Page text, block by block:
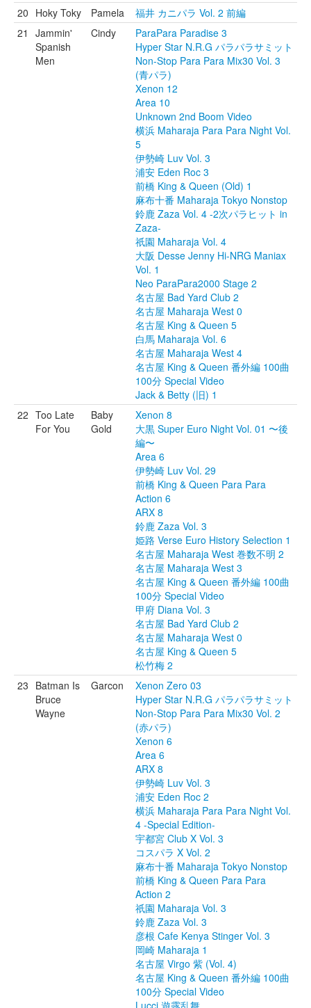
20 Hoky Toky Pamela
福井 カニパラ Vol. 2 前編
21
Jammin'
Spanish
Men
Cindy
ParaPara Paradise 3
Hyper Star N.R.G パラパラサミット
Non-Stop Para Para Mix30 Vol. 3
(青パラ)
Xenon 12
Area 10
Unknown 2nd Boom Video
横浜 Maharaja Para Para Night Vol.
5
伊勢崎 Luv Vol. 3
浦安 Eden Roc 3
前橋 King & Queen (Old) 1
麻布十番 Maharaja Tokyo Nonstop
鈴鹿 Zaza Vol. 4 -2次パラヒット in
Zaza-
祇園 Maharaja Vol. 4
大阪 Desse Jenny Hi-NRG Maniax
Vol. 1
Neo ParaPara2000 Stage 2
名古屋 Bad Yard Club 2
名古屋 Maharaja West 0
名古屋 King & Queen 5
白馬 Maharaja Vol. 6
名古屋 Maharaja West 4
名古屋 King & Queen 番外編 100曲
100分 Special Video
Jack & Betty (旧) 1
22 Too Late
For You
Baby
Gold
Xenon 8
大黒 Super Euro Night Vol. 01 〜後
編〜
Area 6
伊勢崎 Luv Vol. 29
前橋 King & Queen Para Para
Action 6
ARX 8
鈴鹿 Zaza Vol. 3
姫路 Verse Euro History Selection 1
名古屋 Maharaja West 巻数不明 2
名古屋 Maharaja West 3
名古屋 King & Queen 番外編 100曲
100分 Special Video
甲府 Diana Vol. 3
名古屋 Bad Yard Club 2
名古屋 Maharaja West 0
名古屋 King & Queen 5
松竹梅 2
23 Batman Is
Bruce
Wayne
Garcon
Xenon Zero 03
Hyper Star N.R.G パラパラサミット
Non-Stop Para Para Mix30 Vol. 2
(赤パラ)
Xenon 6
Area 6
ARX 8
伊勢崎 Luv Vol. 3
浦安 Eden Roc 2
横浜 Maharaja Para Para Night Vol.
4 -Special Edition-
宇都宮 Club X Vol. 3
コスパラ X Vol. 2
麻布十番 Maharaja Tokyo Nonstop
前橋 King & Queen Para Para
Action 2
祇園 Maharaja Vol. 3
鈴鹿 Zaza Vol. 3
彦根 Cafe Kenya Stinger Vol. 3
岡崎 Maharaja 1
名古屋 Virgo 紫 (Vol. 4)
名古屋 King & Queen 番外編 100曲
100分 Special Video
Lucci 遊露乱舞